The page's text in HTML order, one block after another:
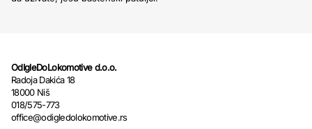
OdIgleDoLokomotive d.o.o.
Radoja Dakića 18
18000 Niš
018/575-773
office@odigledolokomotive.rs